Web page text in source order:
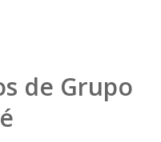
de Grupo